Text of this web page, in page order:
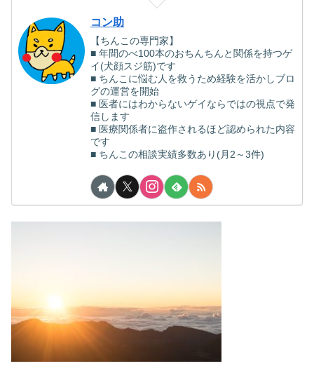
コン助
【ちんこの専門家】
■ 年間のべ100本のおちんちんと関係を持つゲ
イ(犬顔スジ筋)です
■ ちんこに悩む人を救うため経験を活かしブロ
グの運営を開始
■ 医者にはわからないゲイならではの視点で発
信します
■ 医療関係者に盗作されるほど認められた内容
です
■ ちんこの相談実績多数あり(月2～3件)